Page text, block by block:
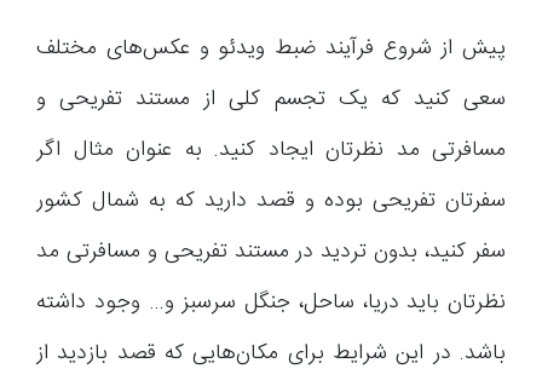
پیش از شروع فرآیند ضبط ویدئو و عکس‌های مختلف
سعی کنید که یک تجسم کلی از مستند تفریحی و
مسافرتی مد نظرتان ایجاد کنید. به عنوان مثال اگر
سفرتان تفریحی بوده و قصد دارید که به شمال کشور
سفر کنید، بدون تردید در مستند تفریحی و مسافرتی مد
نظرتان باید دریا، ساحل، جنگل سرسبز و… وجود داشته
باشد. در این شرایط برای مکان‌هایی که قصد بازدید از